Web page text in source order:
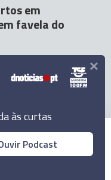
em
favela do
Diário de Notícias, Lda.
às curtas
Podcast
×